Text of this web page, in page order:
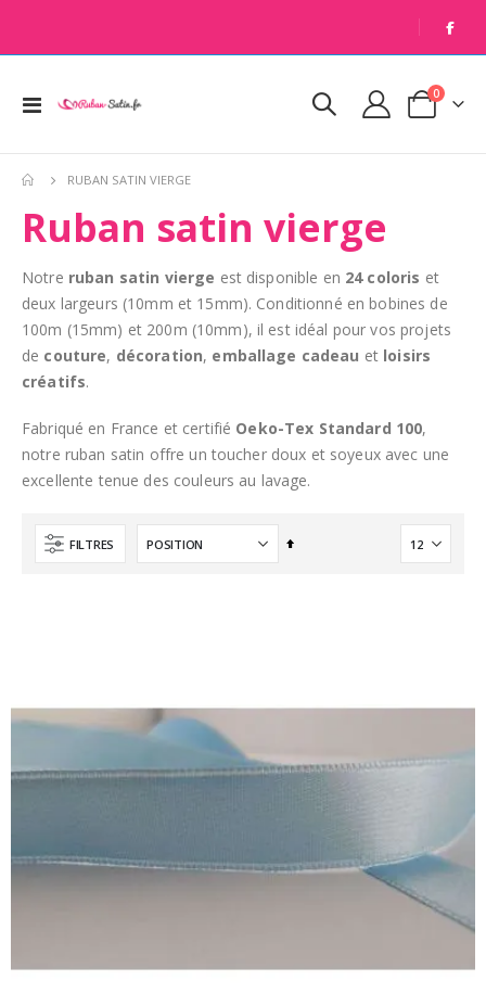
|
Basculer
Cart
0articles
RUBAN SATIN VIERGE
Ruban satin vierge
Notre ruban satin vierge est disponible en 24 coloris et
deux largeurs (10mm et 15mm). Conditionné en bobines de
100m (15mm) et 200m (10mm), il est idéal pour vos projets
de couture, décoration, emballage cadeau et loisirs
créatifs.
Fabriqué en France et certifié Oeko-Tex Standard 100,
notre ruban satin offre un toucher doux et soyeux avec une
excellente tenue des couleurs au lavage.
FILTRES
Par